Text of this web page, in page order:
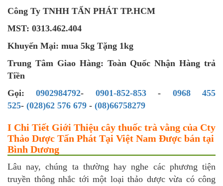
Công Ty TNHH TẤN PHÁT TP.HCM
MST: 0313.462.404
Khuyến Mại: mua 5kg Tặng 1kg
Trung Tâm Giao Hàng: Toàn Quốc Nhận Hàng trả
Tiền
Gọi:0902984792- 0901-852-853- 0968 455
525- (028)62 576 679 - (08)66758279
I Chi Tiết Giới Thiệu cây thuốc trà vằng của Cty
Thảo Dược Tấn Phát Tại Việt Nam Được bán tại
Bình Dương
Lâu nay, chúng ta thường hay nghe các phương tiện
truyền thông nhắc tới một loại thảo dược vừa có công